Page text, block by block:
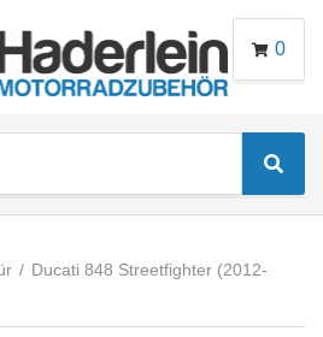
0
/ Ducati 848 Streetfighter (2012-